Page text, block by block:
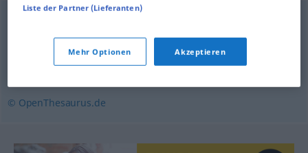
furchterregend gruselig,schreckenerregend
erschreckend,beängstigend,bedrohlich,entsetzlich
© OpenThesaurus.de
Liste der Partner (Lieferanten)
Mehr Optionen Akzeptieren